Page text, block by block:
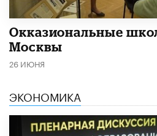
​Окказиональные
Москвы
26 ИЮНЯ
ЭКОНОМИКА